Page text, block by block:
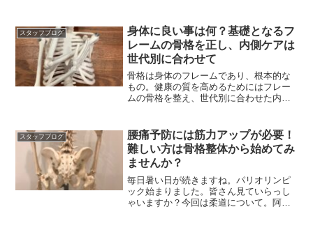
スタッフブログ
身体に良い事は何？基礎となるフ
レームの骨格を正し、内側ケアは
世代別に合わせて
骨格は身体のフレームであり、根本的な
もの。健康の質を高めるためにはフレー
ムの骨格を整え、世代別に合わせた内側
スタッフブログ
腰痛予防には筋力アップが必要！
難しい方は骨格整体から始めてみ
ませんか？
毎日暑い日が続きますね。パリオリンピ
ック始まりました。皆さん見ていらっし
ゃいますか？今回は柔道について。阿部